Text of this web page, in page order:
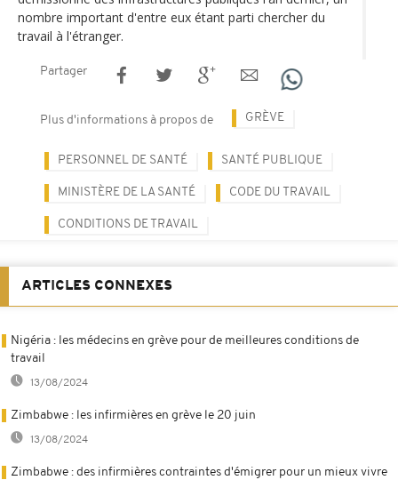
nombre important d'entre eux étant parti chercher du
travail à l'étranger.
Partager
Plus d'informations à propos de GRÈVE
PERSONNEL DE SANTÉ SANTÉ PUBLIQUE
MINISTÈRE DE LA SANTÉ CODE DU TRAVAIL
CONDITIONS DE TRAVAIL
ARTICLES CONNEXES
Nigéria : les médecins en grève pour de meilleures conditions de
travail
13/08/2024
Zimbabwe : les infirmières en grève le 20 juin
13/08/2024
Zimbabwe : des infirmières contraintes d'émigrer pour un mieux vivre